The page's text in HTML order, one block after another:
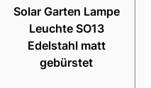
Solar Garten Lampe
Leuchte SO13
Edelstahl matt
gebürstet